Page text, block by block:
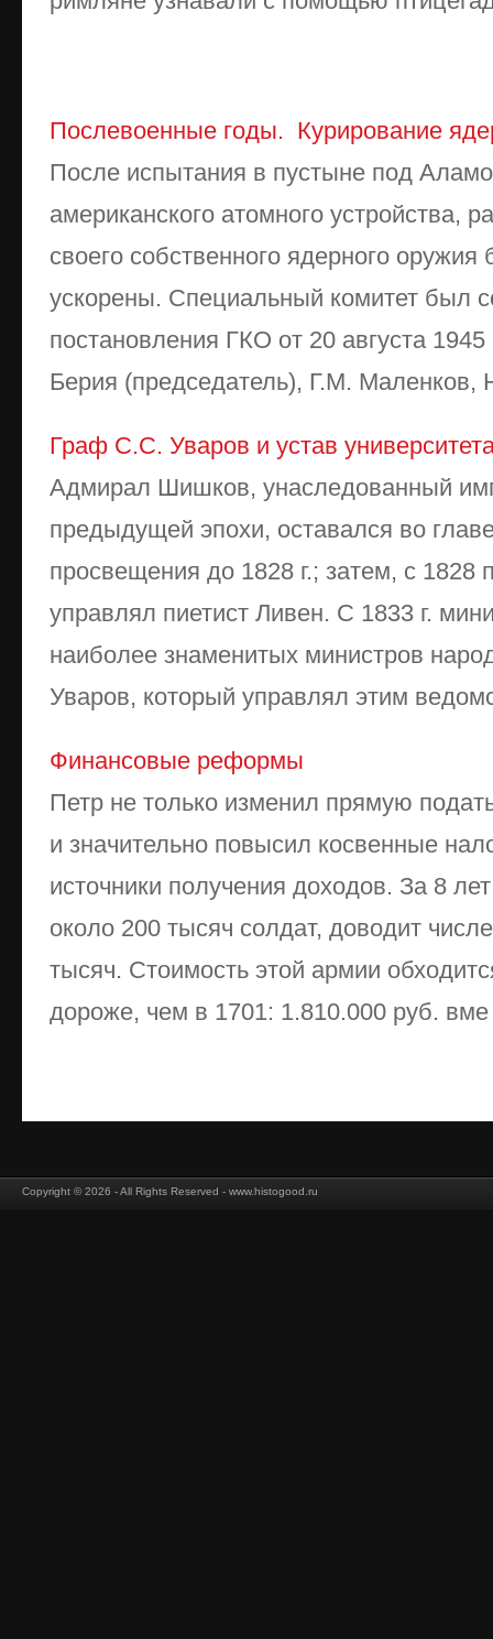
Послевоенные годы. Курирование
После испытания в пустыне под
американского атомного
своего собственного ядерного оружия
ускорены. Специальный комитет был
постановления ГКО от 20 августа
Берия (председатель), Г.М. Маленков,
Граф С.С. Уваров и устав
Адмирал Шишков, унаследованный
предыдущей эпохи, оставался во
просвещения до 1828 г.; затем, с 1828
управлял пиетист Ливен. С 1833 г.
наиболее знаменитых министров
Уваров, который управлял этим
Финансовые реформы
Петр не только изменил прямую
и значительно повысил косвенные
источники получения доходов. За 8
около 200 тысяч солдат, доводит
тысяч. Стоимость этой армии
дороже, чем в 1701: 1.810.000 руб.
Copyright © 2026 - All Rights Reserved - www.histogood.ru